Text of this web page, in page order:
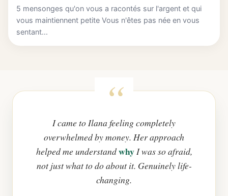
5 mensonges qu'on vous a racontés sur l'argent et qui
vous maintiennent petite Vous n'êtes pas née en vous
sentant...
I came to Ilana feeling completely
overwhelmed by money. Her approach
helped me understandwhyI was so afraid,
not just what to do about it. Genuinely life-
changing.